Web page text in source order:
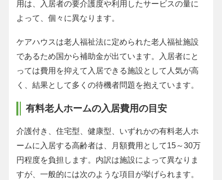
用は、入居者の要介護度や利用したサービスの量に
よって、個々に異なります。
ケアハウスは老人福祉法に定められた老人福祉施設
であるため国から補助金が出ています。入居者にと
っては費用を抑えて入居できる施設として人気が高
く、結果として多くの待機者問題を抱えています。
有料老人ホームの入居費用の目安
介護付き、住宅型、健康型、いずれかの有料老人ホ
ームに入居する高齢者は、月額費用として15～30万
円程度を負担します。内訳は施設によって異なりま
すが、一般的には次のような項目が挙げられます。